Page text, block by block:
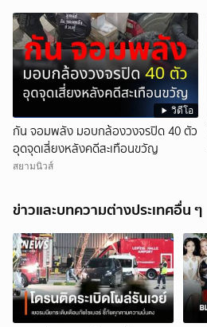
วิดีโอ
กัน จอมพลัง มอบกล้องวงจรปิด 40 ตัว
อุดจุดเสี่ยงหลังคดีสะเทือนขวัญ
สยามนิวส์
ข่าวและบทความต่างประเทศอื่น ๆ